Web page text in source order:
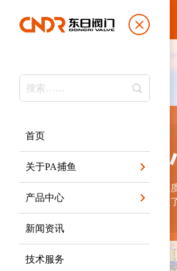
首页
关于PA捕鱼
产品中心
新闻资讯
技术服务
产品中
公司本着客户第一，
多年来在行业内竖立